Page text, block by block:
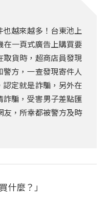
越來越多！台東池上
在一頁式廣告上購買要
取貨時，超商店員發現
方，一查發現寄件人
認定就是詐騙，另外在
詐騙，受害男子差點匯
友，所幸都被警方及時
什麼？」